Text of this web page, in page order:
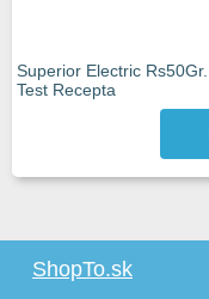
Superior Electric Rs50Gr.
Test Recepta
ShopTo.sk